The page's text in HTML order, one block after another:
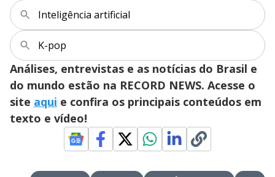
Inteligência artificial
K-pop
Análises, entrevistas e as notícias do Brasil e
do mundo estão na RECORD NEWS. Acesse o
site aqui e confira os principais conteúdos em
texto e vídeo!